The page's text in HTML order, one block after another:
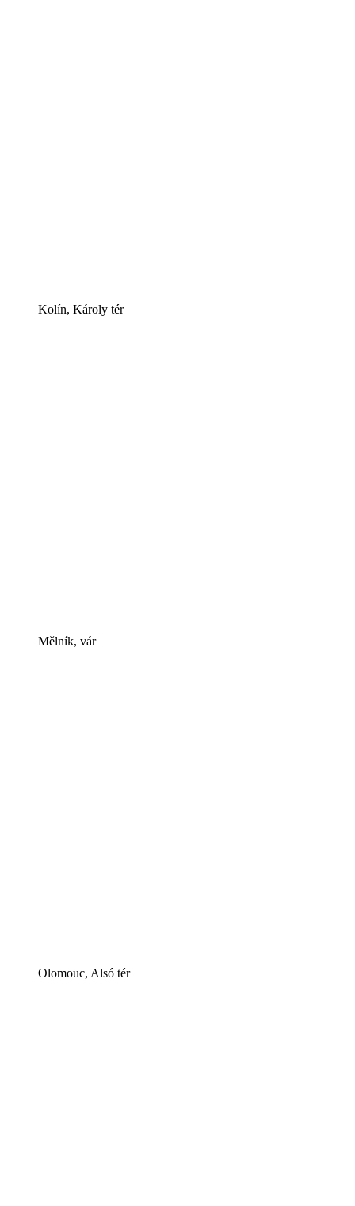
Kolín, Károly tér
Mělník, vár
Olomouc, Alsó tér